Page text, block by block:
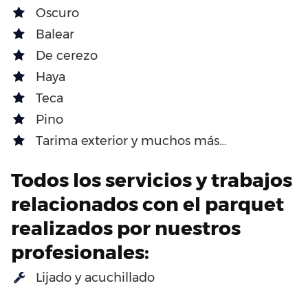
Oscuro
Balear
De cerezo
Haya
Teca
Pino
Tarima exterior y muchos más…
Todos los servicios y trabajos
relacionados con el parquet
realizados por nuestros
profesionales:
Lijado y acuchillado